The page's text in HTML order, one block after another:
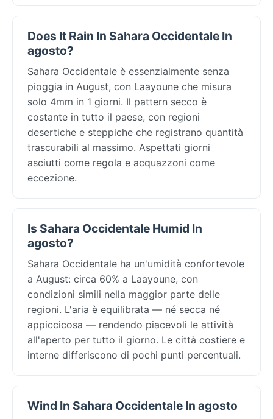
Does It Rain In Sahara Occidentale In
agosto?
Sahara Occidentale è essenzialmente senza
pioggia in August, con Laayoune che misura
solo 4mm in 1 giorni. Il pattern secco è
costante in tutto il paese, con regioni
desertiche e steppiche che registrano quantità
trascurabili al massimo. Aspettati giorni
asciutti come regola e acquazzoni come
eccezione.
Is Sahara Occidentale Humid In
agosto?
Sahara Occidentale ha un'umidità confortevole
a August: circa 60% a Laayoune, con
condizioni simili nella maggior parte delle
regioni. L'aria è equilibrata — né secca né
appiccicosa — rendendo piacevoli le attività
all'aperto per tutto il giorno. Le città costiere e
interne differiscono di pochi punti percentuali.
Wind In Sahara Occidentale In agosto